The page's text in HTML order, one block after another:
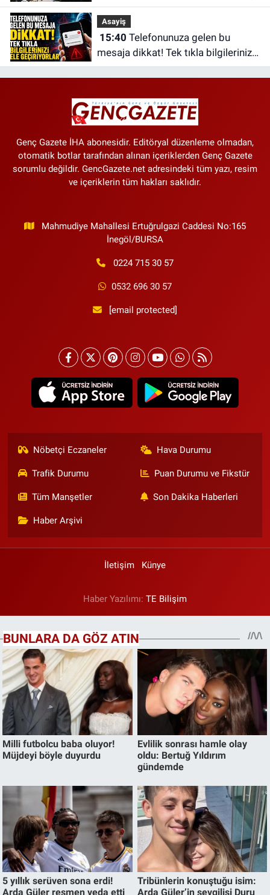
Bursa Ezan Saatleri | 09 Ağustos
2026 Pazar
Asayiş
15:40
mesaja dikkat! Tek tıkla bilgilerinizi
ele geçiriyorlar
Genç Gazete İHA abonesidir. Editöryal düzenleme olmadan,
otomatik botlar tarafından alınan içeriklerden Genç Gazete
sorumlu değildir. GencGazete.net adresindeki tüm yazı, resim
ve içeriklerin tüm hakları saklıdır.
Mahmudiye Mahallesi Ertuğrulgazi Caddesi No:165
İnegöl/BURSA
0224 715 30 57
0532 696 30 57
[email protected]
Nöbetçi Eczaneler Hava Durumu
Trafik Durumu Puan Durumu ve Fikstür
Tüm Manşetler Son Dakika Haberleri
Haber Arşivi
İletişim Künye
Haber Yazılımı: TE Bilişim